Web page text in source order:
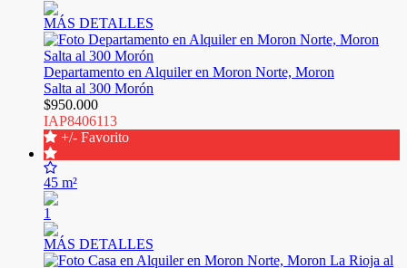
MÁS DETALLES
Departamento en Alquiler en Moron Norte, Moron
Salta al 300 Morón
$950.000
IAP8406113
+/- Favorito
45 m²
1
MÁS DETALLES